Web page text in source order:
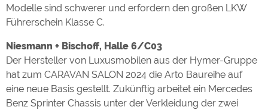
Modelle sind schwerer und erfordern den großen LKW
Führerschein Klasse C.
Niesmann + Bischoff, Halle 6/C03
Der Hersteller von Luxusmobilen aus der Hymer-Gruppe
hat zum CARAVAN SALON 2024 die Arto Baureihe auf
eine neue Basis gestellt. Zukünftig arbeitet ein Mercedes
Benz Sprinter Chassis unter der Verkleidung der zwei